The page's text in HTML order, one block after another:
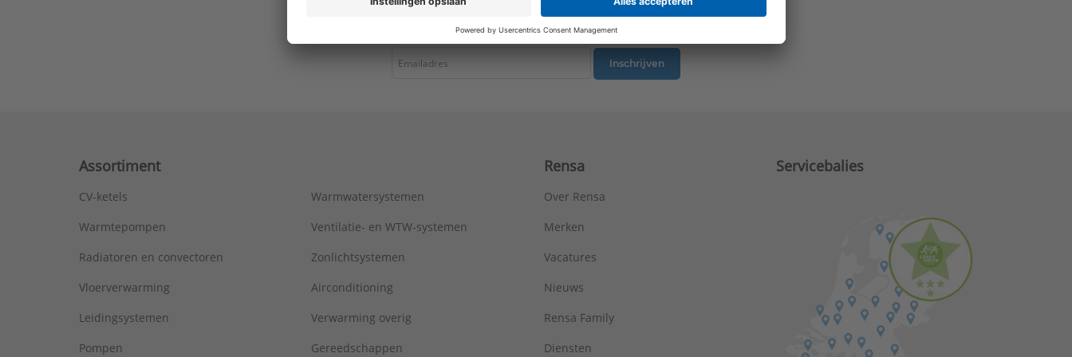
Type: Metro R=2,5
Inschrijven
Assortiment
CV-ketels
Warmtepompen
Radiatoren en convectoren
Vloerverwarming
Leidingsystemen
Pompen
Warmwatersystemen
Ventilatie- en WTW-systemen
Zonlichtsystemen
Airconditioning
Verwarming overig
Gereedschappen
Rensa
Over Rensa
Merken
Vacatures
Nieuws
Rensa Family
Diensten
Servicebalies